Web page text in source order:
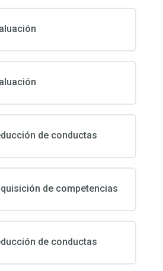
de conductas
de competencias
de conductas